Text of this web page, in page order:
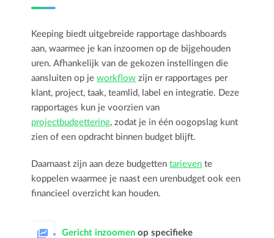
Keeping biedt uitgebreide rapportage dashboards
aan, waarmee je kan inzoomen op de bijgehouden
uren. Afhankelijk van de gekozen instellingen die
aansluiten op jeworkflow zijn er rapportages per
klant, project, taak, teamlid, label en integratie. Deze
rapportages kun je voorzien van
projectbudgettering, zodat je in één oogopslag kunt
zien of een opdracht binnen budget blijft.
Daarnaast zijn aan deze budgettentarieven te
koppelen waarmee je naast een urenbudget ook een
financieel overzicht kan houden.
Gericht inzoomen op specifieke